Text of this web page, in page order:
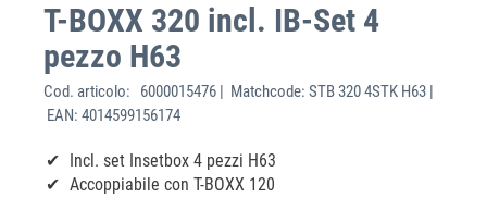
T-BOXX 320 incl. IB-Set 4
pezzo H63
Cod. articolo:
6000015476 | Matchcode: STB 320 4STK H63 |
EAN: 4014599156174
Incl. set Insetbox 4 pezzi H63
Accoppiabile con T-BOXX 120